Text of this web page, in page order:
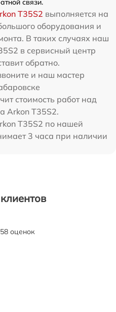
связи.
T35S2 выполняется на
оборудования и
В таких случаях наш
в сервисный центр
обратно.
и наш мастер
стоимость работ над
Arkon T35S2.
T35S2 по нашей
3 часа при наличии
оценок